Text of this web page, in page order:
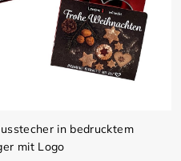
in bedrucktem
mit Logo